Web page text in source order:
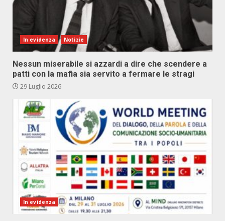
In evidenza Notizie
Nessun miserabile si azzardi a dire che scendere a
patti con la mafia sia servito a fermare le stragi
29 Luglio 2026
In evidenza